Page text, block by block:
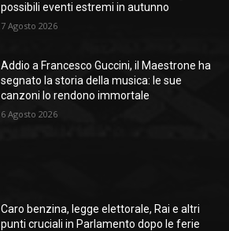
possibili eventi estremi in autunno
7 Agosto 2026
Addio a Francesco Guccini, il Maestrone ha
segnato la storia della musica: le sue
canzoni lo rendono immortale
6 Agosto 2026
Caro benzina, legge elettorale, Rai e altri
punti cruciali in Parlamento dopo le ferie